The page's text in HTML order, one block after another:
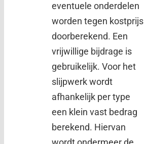
eventuele onderdelen
worden tegen kostprijs
doorberekend. Een
vrijwillige bijdrage is
gebruikelijk. Voor het
slijpwerk wordt
afhankelijk per type
een klein vast bedrag
berekend. Hiervan